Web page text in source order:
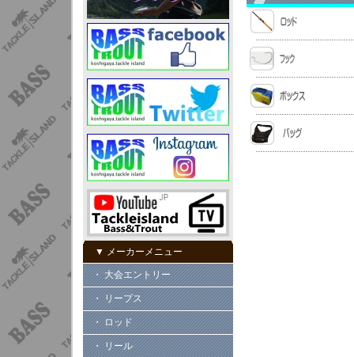
▼ メーカーメニュー
・ 大会エントリー
・ リープス
・ ロッド
・ リール